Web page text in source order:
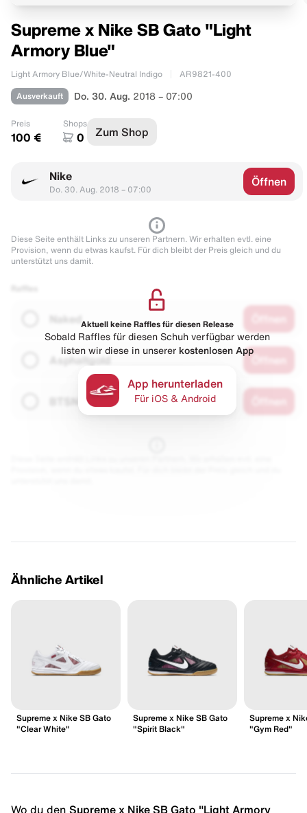
Supreme x Nike SB Gato "Light
Armory Blue"
Light Armory Blue/White-Neutral Indigo AR9821-400
Ausverkauft Do. 30. Aug. 2018 – 07:00
Preis
100 €
Shops
0 Zum Shop
Nike
Do. 30. Aug. 2018 – 07:00
Öffnen
Diese Seite enthält Links zu unseren Partnern. Wir erhalten evtl. eine
Provision, wenn du etwas kaufst. Für dich bleibt der Preis gleich und du
unterstützt uns damit.
Naked
Asphaltgold
Aktuell keine Raffles für diesen Release
Sobald Raffles für diesen Schuh verfügbar werden
listen wir diese in unserer kostenlosen App
App herunterladen
Für iOS & Android
Ähnliche Artikel
Supreme x Nike SB Gato
"Clear White"
Supreme x Nike SB Gato
"Spirit Black"
Supreme x
"Gym Red"
Wo du den Supreme x Nike SB Gato "Light Armory